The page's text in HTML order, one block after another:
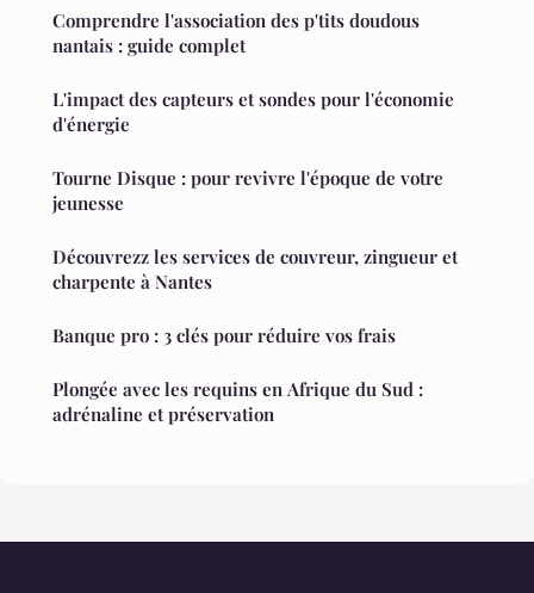
Comprendre l'association des p'tits doudous
nantais : guide complet
L'impact des capteurs et sondes pour l'économie
d'énergie
Tourne Disque : pour revivre l'époque de votre
jeunesse
Découvrezz les services de couvreur, zingueur et
charpente à Nantes
Banque pro : 3 clés pour réduire vos frais
Plongée avec les requins en Afrique du Sud :
adrénaline et préservation